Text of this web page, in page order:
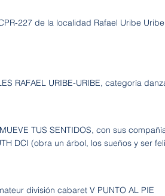
227 de la localidad Rafael Uribe
RAFAEL URIBE-URIBE, categoría
TUS SENTIDOS, con sus
DCI (obra un árbol, los sueños y ser
división cabaret V PUNTO AL PIE